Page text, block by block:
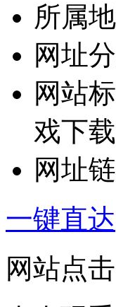
所属
网址
网站
戏下
网址
一键直达
网站点击